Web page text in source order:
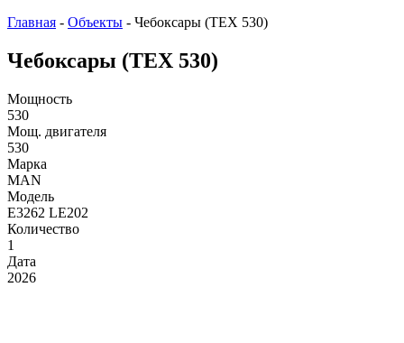
Главная - Объекты - Чебоксары (ТЕХ 530)
Чебоксары (ТЕХ 530)
Мощность
530
Мощ. двигателя
530
Марка
MAN
Модель
E3262 LE202
Количество
1
Дата
2026